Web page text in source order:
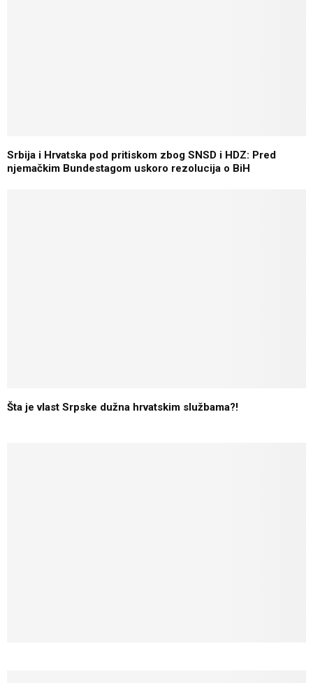
Srbija i Hrvatska pod pritiskom zbog SNSD i HDZ: Pred
njemačkim Bundestagom uskoro rezolucija o BiH
Šta je vlast Srpske dužna hrvatskim službama?!